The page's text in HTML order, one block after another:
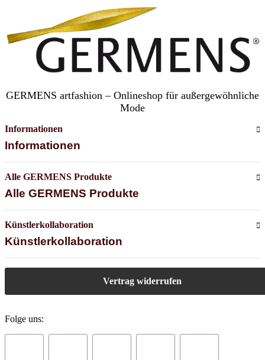
GERMENS artfashion – Onlineshop für außergewöhnliche
Mode
Informationen
Informationen
Alle GERMENS Produkte
Alle GERMENS Produkte
Künstlerkollaboration
Künstlerkollaboration
Vertrag widerrufen
Folge uns: